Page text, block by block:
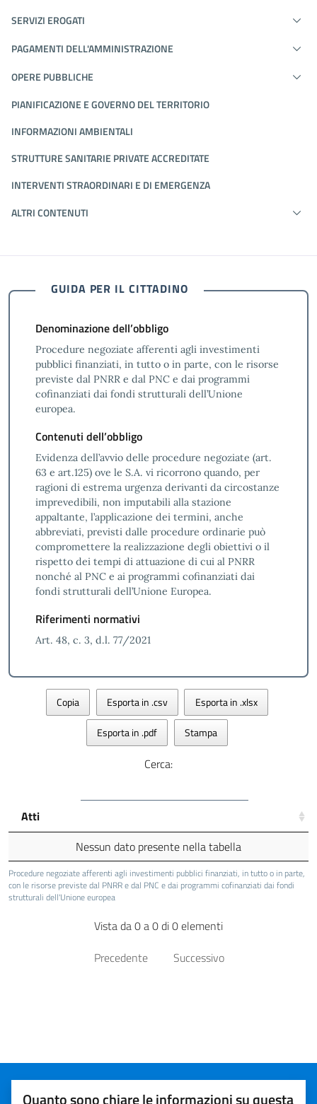
SERVIZI EROGATI
PAGAMENTI DELL'AMMINISTRAZIONE
OPERE PUBBLICHE
PIANIFICAZIONE E GOVERNO DEL TERRITORIO
INFORMAZIONI AMBIENTALI
STRUTTURE SANITARIE PRIVATE ACCREDITATE
INTERVENTI STRAORDINARI E DI EMERGENZA
ALTRI CONTENUTI
GUIDA PER IL CITTADINO
Denominazione dell’obbligo
Procedure negoziate afferenti agli investimenti
pubblici finanziati, in tutto o in parte, con le risorse
previste dal PNRR e dal PNC e dai programmi
cofinanziati dai fondi strutturali dell’Unione
europea.
Contenuti dell’obbligo
Evidenza dell’avvio delle procedure negoziate (art.
63 e art.125) ove le S.A. vi ricorrono quando, per
ragioni di estrema urgenza derivanti da circostanze
imprevedibili, non imputabili alla stazione
appaltante, l’applicazione dei termini, anche
abbreviati, previsti dalle procedure ordinarie può
compromettere la realizzazione degli obiettivi o il
rispetto dei tempi di attuazione di cui al PNRR
nonché al PNC e ai programmi cofinanziati dai
fondi strutturali dell’Unione Europea.
Riferimenti normativi
Art. 48, c. 3, d.l. 77/2021
Copia Esporta in .csv Esporta in .xlsx
Esporta in .pdf Stampa
Cerca:
Procedure negoziate afferenti agli investimenti pubblici finanziati, in tutto o in parte,
con le risorse previste dal PNRR e dal PNC e dai programmi cofinanziati dai fondi
strutturali dell'Unione europea
Atti
Nessun dato presente nella tabella
Vista da 0 a 0 di 0 elementi
Precedente
Successivo
Quanto sono chiare le informazioni su questa